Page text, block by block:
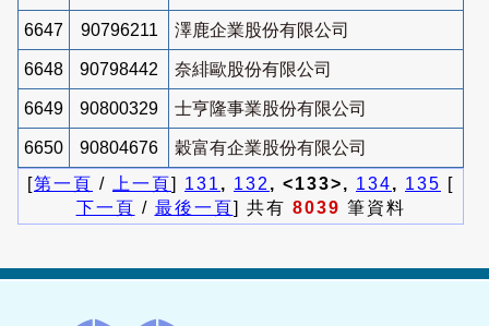
6647 90796211 澤鹿企業股份有限公司
6648 90798442 奈緋歐股份有限公司
6649 90800329 士亨隆事業股份有限公司
6650 90804676
穀富有企業股份有限公司
[第一頁 / 上一頁] 131 , 132 , <133>, 134, 135 [
下一頁 / 最後一頁] 共有 8039 筆資料